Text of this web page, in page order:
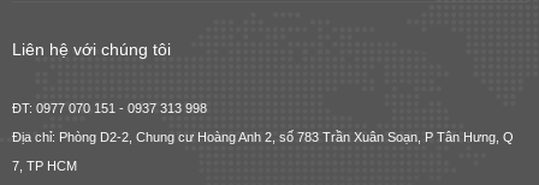
Liên hệ với chúng tôi
ĐT: 0977 070 151 - 0937 313 998
Địa chỉ: Phòng D2-2, Chung cư Hoàng Anh 2, số 783 Trần Xuân Soạn, P Tân Hưng, Q
7, TP HCM